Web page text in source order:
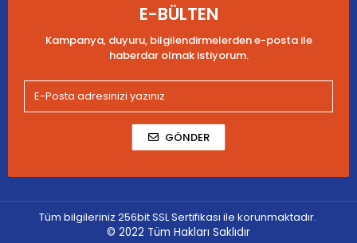
E-BÜLTEN
Kampanya, duyuru, bilgilendirmelerden e-posta ile
haberdar olmak istiyorum.
GÖNDER
Tüm bilgileriniz 256bit SSL Sertifikası ile korunmaktadır.
© 2022 Tüm Hakları Saklıdır